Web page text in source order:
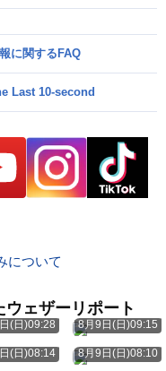
に関するFAQ
Last 10-second
について
ェザーリポート
(日)09:28 8月9日(日)09:15
(日)08:14 8月9日(日)08:10